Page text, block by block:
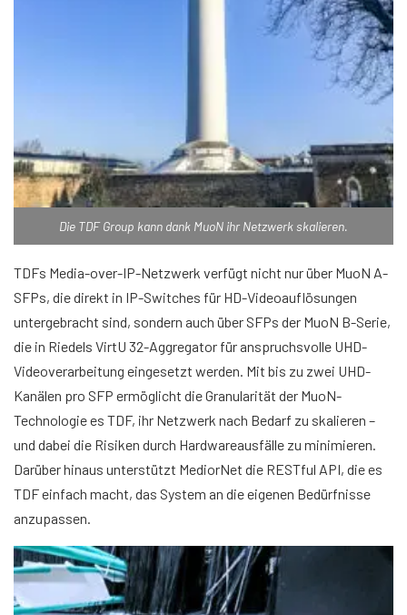
Die TDF Group kann dank MuoN ihr Netzwerk skalieren.
TDFs Media-over-IP-Netzwerk verfügt nicht nur über MuoN A-
SFPs, die direkt in IP-Switches für HD-Videoauflösungen
untergebracht sind, sondern auch über SFPs der MuoN B-Serie,
die in Riedels VirtU 32-Aggregator für anspruchsvolle UHD-
Videoverarbeitung eingesetzt werden. Mit bis zu zwei UHD-
Kanälen pro SFP ermöglicht die Granularität der MuoN-
Technologie es TDF, ihr Netzwerk nach Bedarf zu skalieren –
und dabei die Risiken durch Hardwareausfälle zu minimieren.
Darüber hinaus unterstützt MediorNet die RESTful API, die es
TDF einfach macht, das System an die eigenen Bedürfnisse
anzupassen.